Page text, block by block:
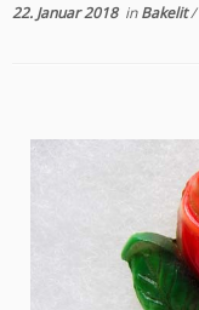
22. Januar 2018inBakelit/